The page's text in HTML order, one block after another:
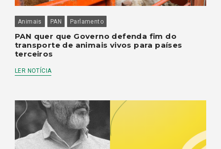
Animais PAN Parlamento
PAN quer que Governo defenda fim do
transporte de animais vivos para países
terceiros
LER NOTÍCIA